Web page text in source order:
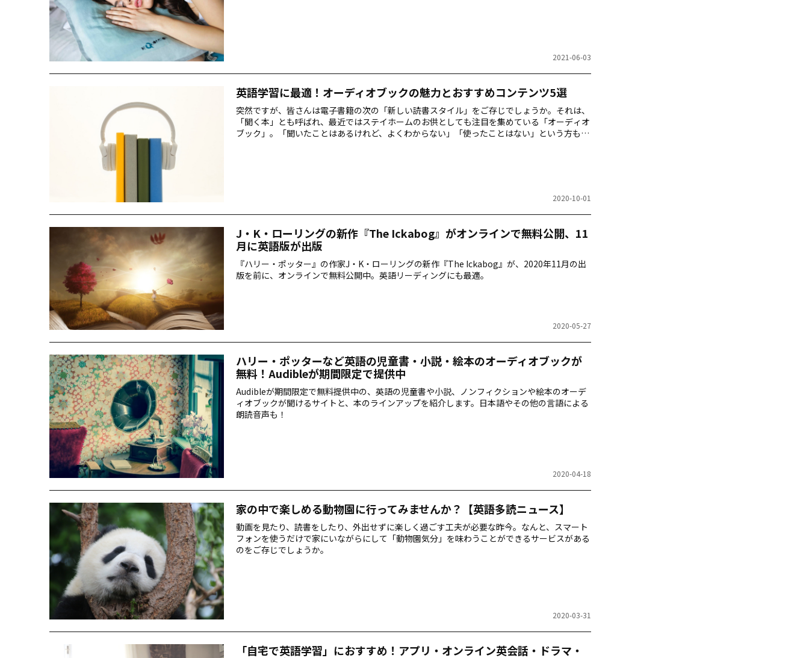
2021-06-03
英語学習に最適！オーディオブックの魅力とおすすめコンテンツ5選
突然ですが、皆さんは電子書籍の次の「新しい読書スタイル」をご存じでしょうか。それは、
「聞く本」とも呼ばれ、最近ではステイホームのお供としても注目を集めている「オーディオ
ブック」。「聞いたことはあるけれど、よくわからない」「使ったことはない」という方も多
2020-10-01
J・K・ローリングの新作『The Ickabog』がオンラインで無料公開、11
月に英語版が出版
『ハリー・ポッター』の作家J・K・ローリングの新作『The Ickabog』が、2020年11月の出
版を前に、オンラインで無料公開中。英語リーディングにも最適。
2020-05-27
ハリー・ポッターなど英語の児童書・小説・絵本のオーディオブックが
無料！Audibleが期間限定で提供中
Audibleが期間限定で無料提供中の、英語の児童書や小説、ノンフィクションや絵本のオーデ
ィオブックが聞けるサイトと、本のラインアップを紹介します。日本語やその他の言語による
朗読音声も！
2020-04-18
家の中で楽しめる動物園に行ってみませんか？【英語多読ニュース】
動画を見たり、読書をしたり、外出せずに楽しく過ごす工夫が必要な昨今。なんと、スマート
フォンを使うだけで家にいながらにして「動物園気分」を味わうことができるサービスがある
のをご存じでしょうか。
2020-03-31
「自宅で英語学習」におすすめ！アプリ・オンライン英会話・ドラマ・